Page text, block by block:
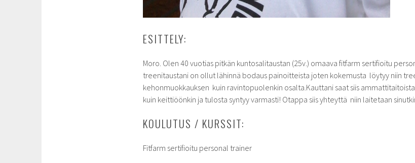
ESITTELY:
Moro. Olen 40 vuotias pitkän kuntosalitaustan (25v.) omaava fitfarm sertifioitu
treenitaustani on ollut lähinnä bodaus painoitteista joten kokemusta löytyy niin
kehonmuokkauksen kuin ravintopuolenkin osalta.Kauttani saat siis
kuin keittiöönkin ja tulosta syntyy varmasti! Otappa siis yhteyttä niin laitetaan
KOULUTUS / KURSSIT:
Fitfarm sertifioitu personal trainer